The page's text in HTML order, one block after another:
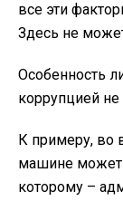
все эти
Здесь не
Особенность
коррупцией не
К примеру, во
машине может
которому –